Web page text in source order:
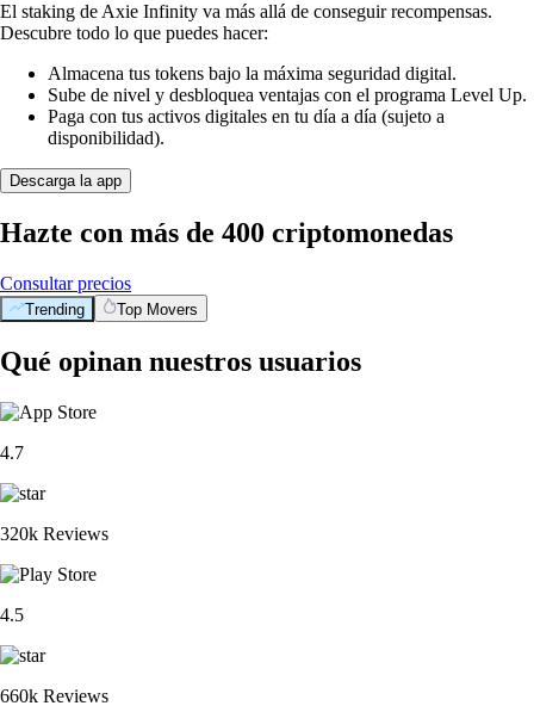
El staking de Axie Infinity va más allá de conseguir recompensas.
Descubre todo lo que puedes hacer:
Almacena tus tokens bajo la máxima seguridad digital.
Sube de nivel y desbloquea ventajas con el programa Level Up.
Paga con tus activos digitales en tu día a día (sujeto a
disponibilidad).
Descarga la app
Hazte con más de 400 criptomonedas
Consultar precios
Trending Top Movers
Qué opinan nuestros usuarios
4.7
320k Reviews
4.5
660k Reviews